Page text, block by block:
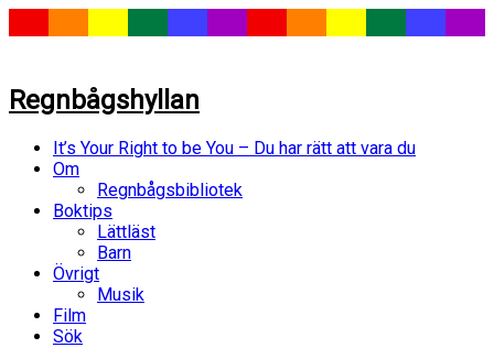
Regnbågshyllan
It’s Your Right to be You – Du har rätt att vara du
Om
Regnbågsbibliotek
Boktips
Lättläst
Barn
Övrigt
Musik
Film
Sök